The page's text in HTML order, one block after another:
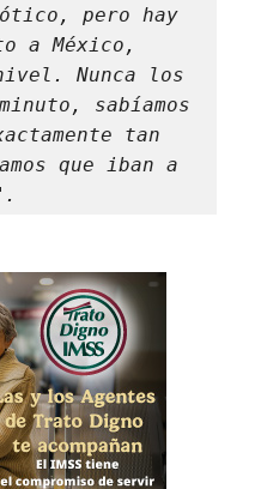
pero hay
a México,
Nunca los
sabíamos
tan
que iban a